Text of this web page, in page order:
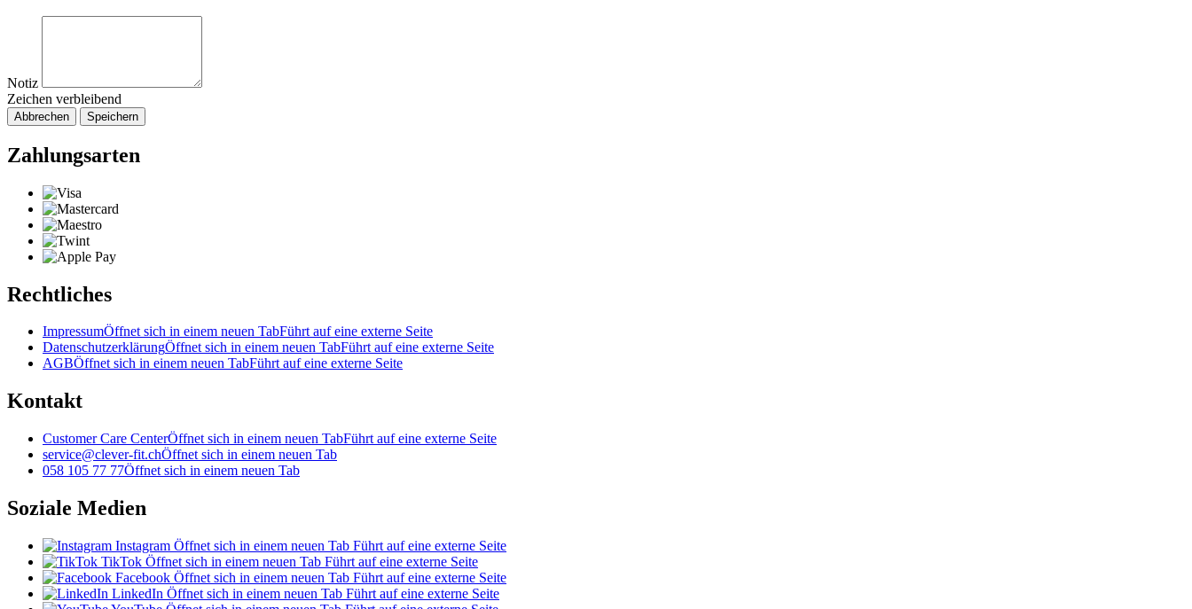
Notiz
Zeichen verbleibend
Abbrechen Speichern
Zahlungsarten
Rechtliches
ImpressumÖffnet sich in einem neuen TabFührt auf eine externe Seite
DatenschutzerklärungÖffnet sich in einem neuen TabFührt auf eine externe Seite
AGBÖffnet sich in einem neuen TabFührt auf eine externe Seite
Kontakt
Customer Care CenterÖffnet sich in einem neuen TabFührt auf eine externe Seite
service@clever-fit.chÖffnet sich in einem neuen Tab
058 105 77 77Öffnet sich in einem neuen Tab
Soziale Medien
Instagram Öffnet sich in einem neuen Tab Führt auf eine externe Seite
TikTok Öffnet sich in einem neuen Tab Führt auf eine externe Seite
Facebook Öffnet sich in einem neuen Tab Führt auf eine externe Seite
LinkedIn Öffnet sich in einem neuen Tab Führt auf eine externe Seite